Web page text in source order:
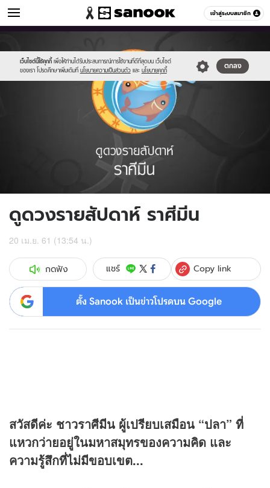
เข้าสู่ระบบสมาชิก
ดูดวง หมวดอื่นๆ
เว็บไซต์นี้ใช้คุกกี้ เพื่อให้ท่านได้รับประสบการณ์การใช้งานที่ดีที่สุดบน เว็บไซต์
ของเรา โปรดศึกษาเพิ่มเติมที่ นโยบายความเป็นส่วนตัว และ นโยบายคุกกี้
ตกลง
new-
sanook.png
ดูดวงรายสัปดาห์ ราศีมีน
20 เม.ย. 61 (13:54 น.)
กดฟัง แชร์ Copy link
ตั้ง Sanook เป็นข่าวโปรดบน Google
สวัสดีค่ะ ชาวราศีมีน ผู้เปรียบเสมือน “ปลา” ที่
แหวกว่ายอยู่ในมหาสมุทรของความคิด และ
ความรู้สึกที่ไม่มีขอบเขต...